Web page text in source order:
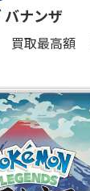
バナンザ
買取最高額